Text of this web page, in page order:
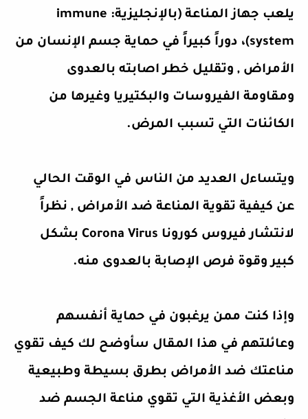
يلعب جهاز المناعة (بالإنجليزية: immune
system)، دوراً كبيراً في حماية جسم الإنسان من
الأمراض , وتقليل خطر اصابته بالعدوى
ومقاومة الفيروسات والبكتيريا وغيرها من
الكائنات التي تسبب المرض.
ويتساءل العديد من الناس في الوقت الحالي
عن كيفية تقوية المناعة ضد الأمراض , نظراً
لانتشار فيروس كورونا Corona Virus بشكل
كبير وقوة فرص الإصابة بالعدوى منه.
وإذا كنت ممن يرغبون في حماية أنفسهم
وعائلتهم في هذا المقال سأوضح لك كيف تقوي
مناعتك ضد الأمراض بطرق بسيطة وطبيعية
وبعض الأغذية التي تقوي مناعة الجسم ضد